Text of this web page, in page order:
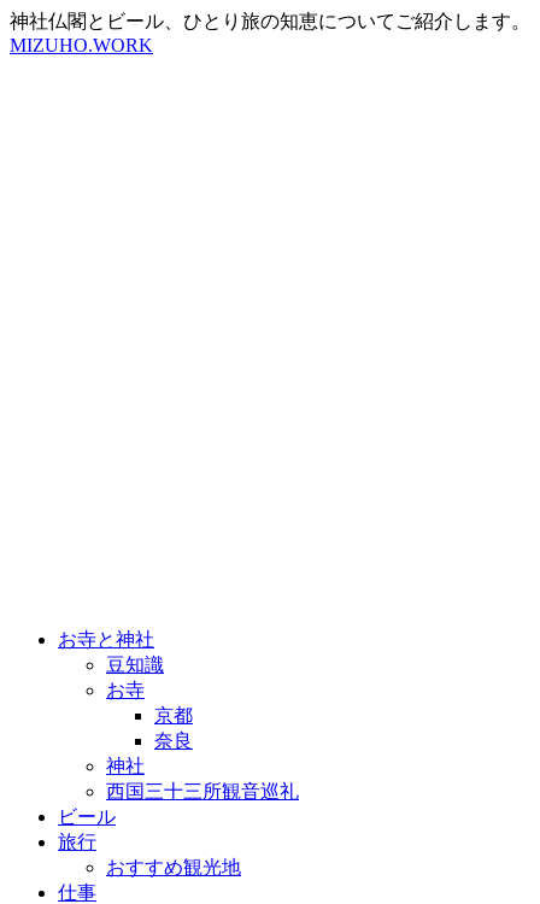
神社仏閣とビール、ひとり旅の知恵についてご紹介します。
MIZUHO.WORK
お寺と神社
豆知識
お寺
京都
奈良
神社
西国三十三所観音巡礼
ビール
旅行
おすすめ観光地
仕事